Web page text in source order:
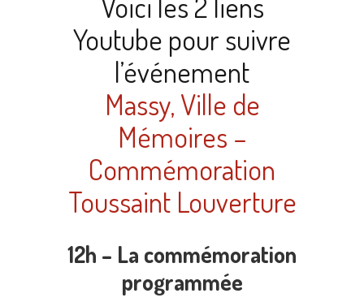
Youtube pour suivre
l’événement
Massy, Ville de
Mémoires –
Commémoration
Toussaint Louverture
12h – La commémoration
programmée